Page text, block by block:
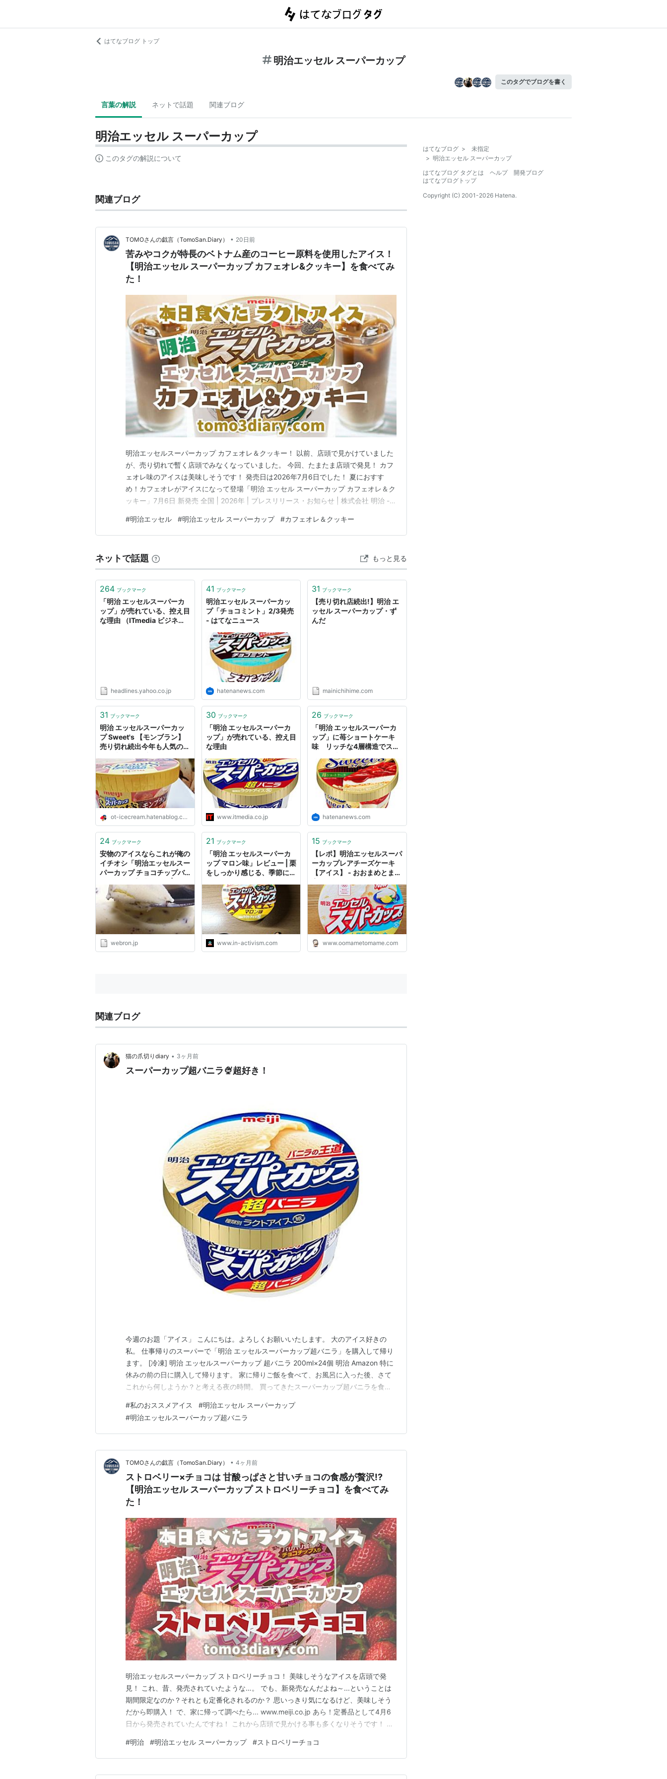
はてなブログ トップ
明治エッセル スーパーカップ
このタグでブログを書く
言葉の解説 ネットで話題 関連ブログ
明治エッセル スーパーカップ
このタグの解説について
関連ブログ
TOMOさんの戯言（TomoSan.Diary） • 20日前
苦みやコクが特長のベトナム産のコーヒー原料を使用したアイス！
【明治エッセル スーパーカップ カフェオレ&クッキー】を食べてみ
た！
明治エッセルスーパーカップ カフェオレ＆クッキー！ 以前、店頭で見かけていました
が、売り切れで暫く店頭でみなくなっていました。 今回、たまたま店頭で発見！ カフ
ェオレ味のアイスは美味しそうです！ 発売日は2026年7月6日でした！ 夏におすす
め！カフェオレがアイスになって登場「明治 エッセル スーパーカップ カフェオレ＆ク
ッキー」7月6日 新発売 全国 | 2026年 | プレスリリース・お知らせ | 株式会社 明治 -
ました！ コーヒーの風味とミルクのコクが感じられるカフェオレ味…
#明治エッセル #明治エッセル スーパーカップ #カフェオレ＆クッキー
ネットで話題 もっと見る
264 ブックマーク
「明治 エッセルスーパーカ
ップ」が売れている、控え目
な理由 （ITmedia ビジネス
headlines.yahoo.co.jp
41 ブックマーク
明治エッセル スーパーカッ
プ「チョコミント」2/3発売
- はてなニュース
hatenanews.com
31 ブックマーク
【売り切れ店続出!】明治 エ
ッセル スーパーカップ・ず
んだ
mainichihime.com
31 ブックマーク
明治 エッセルスーパーカッ
プ Sweet's 【モンブラン】
売り切れ続出今年も人気の新
ot-icecream.hatenablog.com
30 ブックマーク
「明治 エッセルスーパーカ
ップ」が売れている、控え目
な理由
www.itmedia.co.jp
26 ブックマーク
「明治 エッセルスーパーカ
ップ」に苺ショートケーキ
味 リッチな4層構造でスイ
ース
hatenanews.com
24 ブックマーク
安物のアイスならこれが俺の
イチオシ「明治エッセルスー
パーカップ チョコチップバ
webron.jp
21 ブックマーク
「明治 エッセルスーパーカ
ップ マロン味」レビュー | 栗
をしっかり感じる、季節にピ
www.in-activism.com
15 ブックマーク
【レポ】明治エッセルスーパ
ーカップレアチーズケーキ
【アイス】 - おおまめとまめ
www.oomametomame.com
関連ブログ
猫の爪切りdiary • 3ヶ月前
スーパーカップ超バニラ🍨超好き！
今週のお題「アイス」 こんにちは。よろしくお願いいたします。 大のアイス好きの
私。 仕事帰りのスーパーで「明治 エッセルスーパーカップ超バニラ」を購入して帰り
ます。 [冷凍] 明治 エッセルスーパーカップ 超バニラ 200ml×24個 明治 Amazon 特に
休みの前の日に購入して帰ります。 家に帰りご飯を食べて、お風呂に入った後、さて
これから何しようか？と考える夜の時間。 買ってきたスーパーカップ超バニラを食べ
も良いのですが、チョコソースやホイップクリームなどと一緒に食べると更に美味しい
です🍨 「明治 エッセルスー…
#私のおススメアイス #明治エッセル スーパーカップ
#明治エッセルスーパーカップ超バニラ
TOMOさんの戯言（TomoSan.Diary） • 4ヶ月前
ストロベリー×チョコは 甘酸っぱさと甘いチョコの食感が贅沢!?
【明治エッセル スーパーカップ ストロベリーチョコ】を食べてみ
た！
明治エッセルスーパーカップ ストロベリーチョコ！ 美味しそうなアイスを店頭で発
見！ これ、昔、発売されていたような…。 でも、新発売なんだよね～...ということは
期間限定なのか？それとも定番化されるのか？ 思いっきり気になるけど、美味しそう
だから即購入！ で、家に帰って調べたら... www.meiji.co.jp あら！定番品として4月6
日から発売されていたんですね！ これから店頭で見かける事も多くなりそうです！ 実
エッセル スーパーカップ ストロベリーチョコ』を食べてみた！ はじめに…注意事項で
す！ 明治エッセ…
#明治 #明治エッセル スーパーカップ #ストロベリーチョコ
はてなブログ >
未指定
> 明治エッセル スーパーカップ
はてなブログ タグとは
ヘルプ
開発ブログ
はてなブログトップ
Copyright (C) 2001-2026 Hatena.